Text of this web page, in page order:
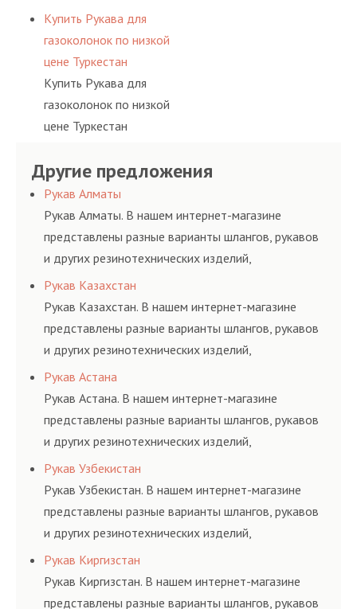
Купить Рукава для
газоколонок по низкой
цене Туркестан
Купить Рукава для
газоколонок по низкой
цене Туркестан
Другие предложения
Рукав Алматы
Рукав Алматы. В нашем интернет-магазине
представлены разные варианты шлангов, рукавов
и других резинотехнических изделий,
соответствующих ГОСТам, техническим условиям
и нормативам.
Рукав Казахстан
Рукав Казахстан. В нашем интернет-магазине
представлены разные варианты шлангов, рукавов
и других резинотехнических изделий,
соответствующих ГОСТам, техническим условиям
и нормативам.
Рукав Астана
Рукав Астана. В нашем интернет-магазине
представлены разные варианты шлангов, рукавов
и других резинотехнических изделий,
соответствующих ГОСТам, техническим условиям
и нормативам.
Рукав Узбекистан
Рукав Узбекистан. В нашем интернет-магазине
представлены разные варианты шлангов, рукавов
и других резинотехнических изделий,
соответствующих ГОСТам, техническим условиям
и нормативам.
Рукав Киргизстан
Рукав Киргизстан. В нашем интернет-магазине
представлены разные варианты шлангов, рукавов